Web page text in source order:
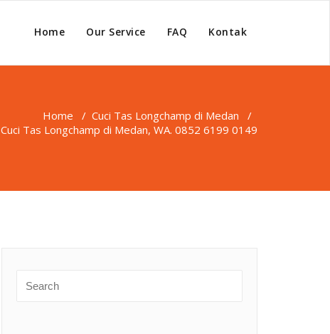
Home Our Service FAQ Kontak
Home / Cuci Tas Longchamp di Medan /
Cuci Tas Longchamp di Medan, WA. 0852 6199 0149